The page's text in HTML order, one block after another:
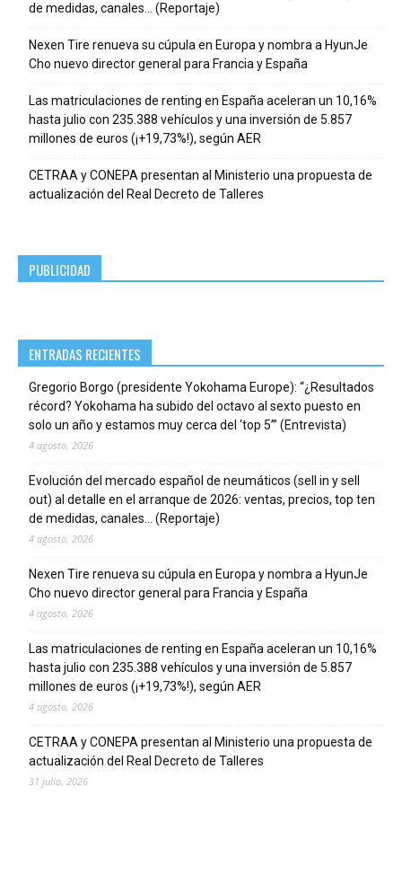
de medidas, canales… (Reportaje)
Nexen Tire renueva su cúpula en Europa y nombra a HyunJe
Cho nuevo director general para Francia y España
Las matriculaciones de renting en España aceleran un 10,16%
hasta julio con 235.388 vehículos y una inversión de 5.857
millones de euros (¡+19,73%!), según AER
CETRAA y CONEPA presentan al Ministerio una propuesta de
actualización del Real Decreto de Talleres
PUBLICIDAD
ENTRADAS RECIENTES
Gregorio Borgo (presidente Yokohama Europe): “¿Resultados
récord? Yokohama ha subido del octavo al sexto puesto en
solo un año y estamos muy cerca del ‘top 5’” (Entrevista)
4 agosto, 2026
Evolución del mercado español de neumáticos (sell in y sell
out) al detalle en el arranque de 2026: ventas, precios, top ten
de medidas, canales… (Reportaje)
4 agosto, 2026
Nexen Tire renueva su cúpula en Europa y nombra a HyunJe
Cho nuevo director general para Francia y España
4 agosto, 2026
Las matriculaciones de renting en España aceleran un 10,16%
hasta julio con 235.388 vehículos y una inversión de 5.857
millones de euros (¡+19,73%!), según AER
4 agosto, 2026
CETRAA y CONEPA presentan al Ministerio una propuesta de
actualización del Real Decreto de Talleres
31 julio, 2026